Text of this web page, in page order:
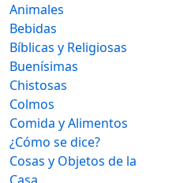
Animales
Bebidas
Bíblicas y Religiosas
Buenísimas
Chistosas
Colmos
Comida y Alimentos
¿Cómo se dice?
Cosas y Objetos de la